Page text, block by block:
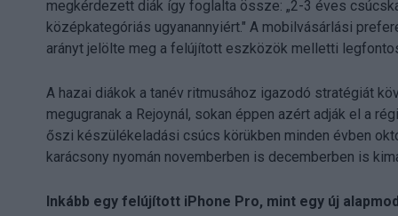
megkérdezett diák így foglalta össze: „2-3 éves
középkategóriás ugyanannyiért." A mobilvásárlási
arányt jelölte meg a felújított eszközök melletti
A hazai diákok a tanév ritmusához igazodó stratégiát
megugranak a Rejoynál, sokan éppen azért adják el a
őszi készülékeladási csúcs körükben minden évben
karácsony nyomán novemberben is decemberben is
Inkább egy felújított iPhone Pro, mint egy új